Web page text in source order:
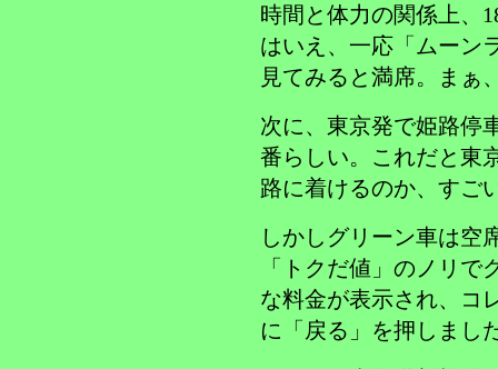
時間と体力の関係上、
はいえ、一応「ムーン
見てみると満席。まぁ
次に、東京発で姫路停
番らしい。これだと東
路に着けるのか、すご
しかしグリーン車は
「トクだ値」のノリ
な料金が表示され、コ
に「戻る」を押しまし